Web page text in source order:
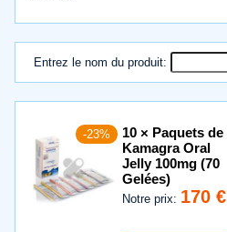
Entrez le nom du produit:
-23%
10 × Paquets de
Kamagra Oral
Jelly 100mg (70
Gelées)
Notre prix: 170 €